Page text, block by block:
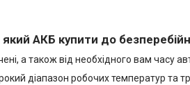
який АКБ купити до
а також від необхідного вам часу
діапазон робочих температур та